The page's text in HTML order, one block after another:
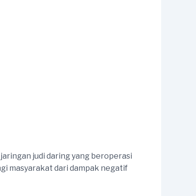
judi daring yang beroperasi
masyarakat dari dampak negatif